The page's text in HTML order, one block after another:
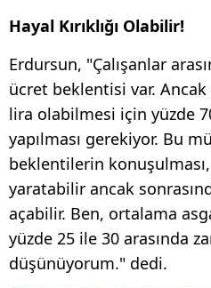
Hayal Kırıklığı Olabilir!
Erdursun, "Çalışanlar
ücret beklentisi var.
lira olabilmesi için yüzde
yapılması gerekiyor. Bu
beklentilerin
yaratabilir ancak
açabilir. Ben, ortalama
yüzde 25 ile 30 arasında
düşünüyorum." dedi.